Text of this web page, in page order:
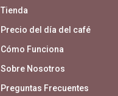
Tienda
Precio del día del café
Cómo Funciona
Sobre Nosotros
Preguntas Frecuentes